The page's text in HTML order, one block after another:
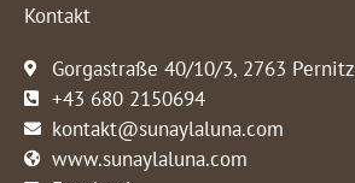
Kontakt
Gorgastraße 40/10/3, 2763 Pernitz
+43 680 2150694
kontakt@sunaylaluna.com
www.sunaylaluna.com